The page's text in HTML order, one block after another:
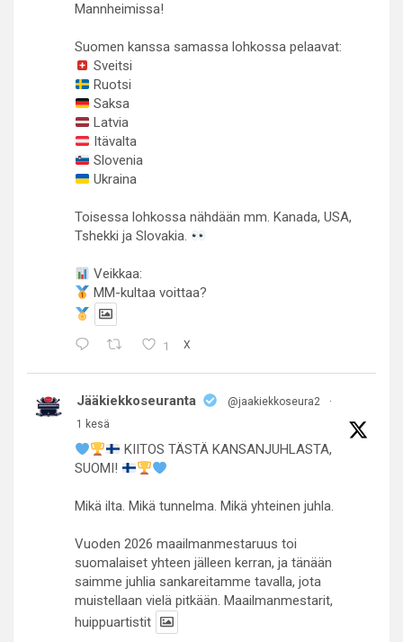
Mannheimissa!
Suomen kanssa samassa lohkossa pelaavat:
Sveitsi
Ruotsi
Saksa
Latvia
Itävalta
Slovenia
Ukraina
Toisessa lohkossa nähdään mm. Kanada, USA,
Tshekki ja Slovakia.
Veikkaa:
MM-kultaa voittaa?
1 X
Jääkiekkoseuranta @jaakiekkoseura2
·
1 kesä
KIITOS TÄSTÄ KANSANJUHLASTA,
SUOMI!
Mikä ilta. Mikä tunnelma. Mikä yhteinen juhla.
Vuoden 2026 maailmanmestaruus toi
suomalaiset yhteen jälleen kerran, ja tänään
saimme juhlia sankareitamme tavalla, jota
muistellaan vielä pitkään. Maailmanmestarit,
huippuartistit